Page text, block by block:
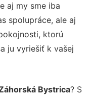
aj my sme iba
spolupráce, ale aj
ktorú
ju vyriešiť k vašej
Bystrica? S